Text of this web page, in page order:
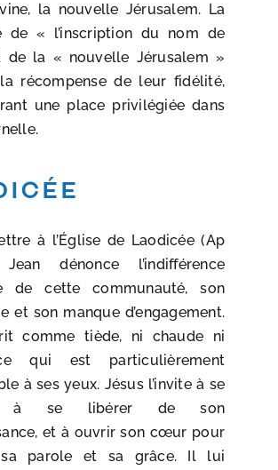
la nouvelle Jérusalem. La
de « l’inscription du nom de
de la « nouvelle Jérusalem »
récompense de leur fidélité,
une place privilégiée dans
à l’Église de Laodicée (Ap
Jean dénonce l’indifférence
de cette communauté, son
et son manque d’engagement.
comme tiède, ni chaude ni
qui est particulièrement
à ses yeux. Jésus l’invite à se
à se libérer de son
et à ouvrir son cœur pour
sa parole et sa grâce. Il lui